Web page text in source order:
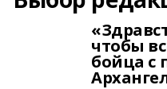
чтобы
бойца с